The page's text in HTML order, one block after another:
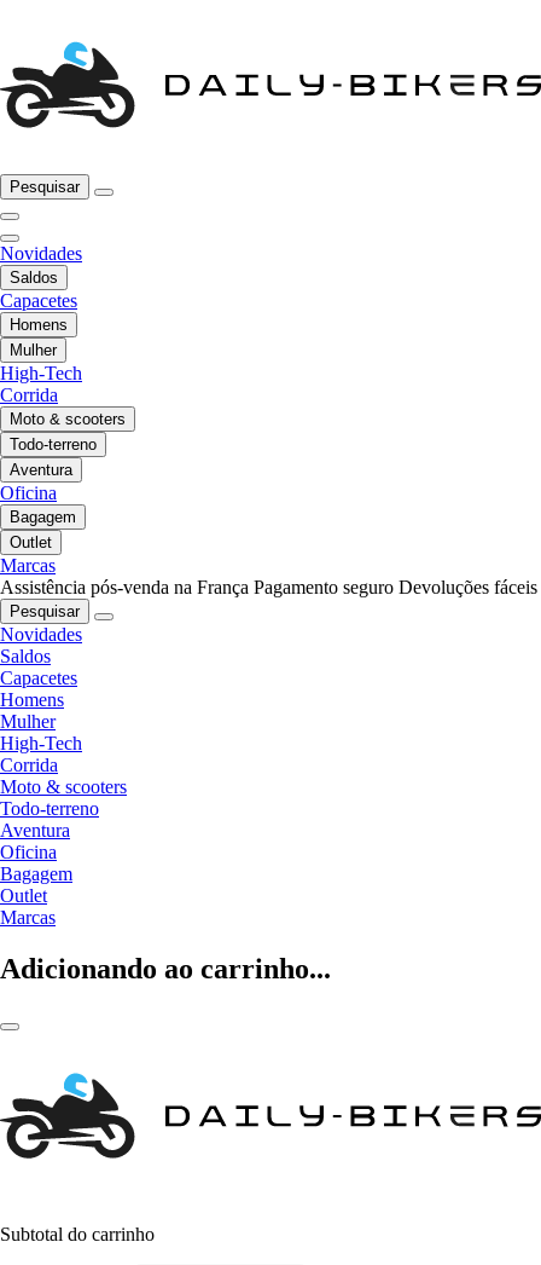
Pesquisar
Novidades
Saldos
Capacetes
Homens
Mulher
High-Tech
Corrida
Moto & scooters
Todo-terreno
Aventura
Oficina
Bagagem
Outlet
Marcas
Assistência pós-venda na França Pagamento seguro Devoluções fáceis
Pesquisar
Novidades
Saldos
Capacetes
Homens
Mulher
High-Tech
Corrida
Moto & scooters
Todo-terreno
Aventura
Oficina
Bagagem
Outlet
Marcas
Adicionando ao carrinho...
Subtotal do carrinho